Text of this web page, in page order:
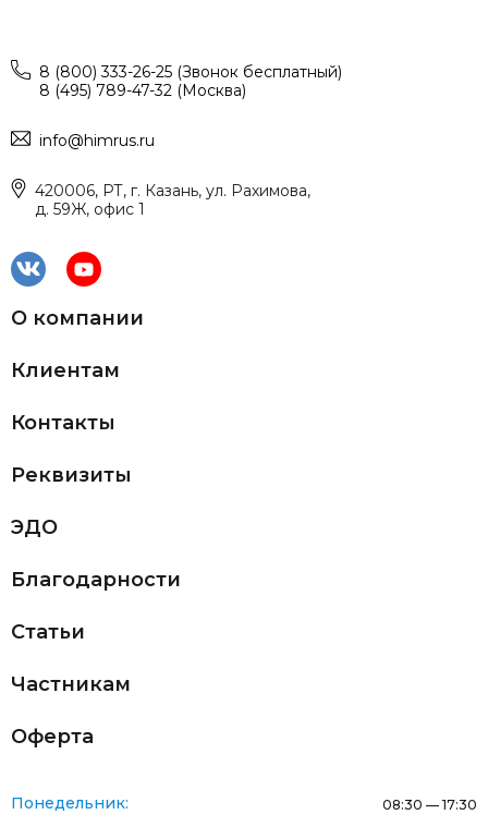
8 (800) 333-26-25 (Звонок бесплатный)
8 (495) 789-47-32 (Москва)
info@himrus.ru
420006, РТ, г. Казань, ул. Рахимова,
д. 59Ж, офис 1
О компании
Клиентам
Контакты
Реквизиты
ЭДО
Благодарности
Статьи
Частникам
Оферта
Понедельник: 08:30 — 17:30